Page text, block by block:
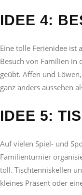
IDEE 4:
Eine tolle Ferienidee ist
Besuch von Familien in
geübt. Affen und
ganz anders aussehen
IDEE 5:
Auf vielen Spiel- und
Familienturnier
toll. Tischtenniskellen
kleines Präsent oder